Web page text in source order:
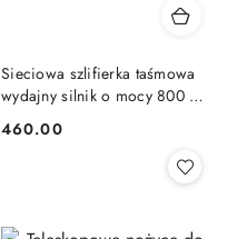
Sieciowa szlifierka taśmowa
wydajny silnik o mocy 800 W
RYOBI
Cena:
460.00